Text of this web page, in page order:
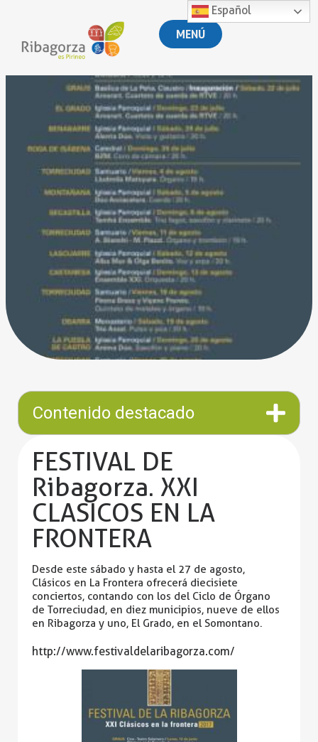
MENÚ
Contenido destacado
FESTIVAL DE
Ribagorza. XXI
CLASICOS EN LA
FRONTERA
Desde este sábado y hasta el 27 de agosto,
Clásicos en La Frontera ofrecerá diecisiete
conciertos, contando con los del Ciclo de Órgano
de Torreciudad, en diez municipios, nueve de ellos
en Ribagorza y uno, El Grado, en el Somontano.
http://www.festivaldelaribagorza.com/
Español